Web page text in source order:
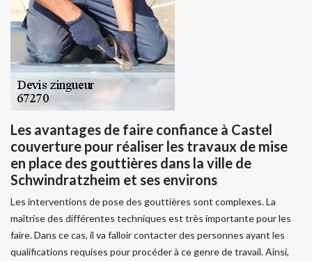
Les avantages de faire confiance à Castel
couverture pour réaliser les travaux de mise
en place des gouttières dans la ville de
Schwindratzheim et ses environs
Les interventions de pose des gouttières sont complexes. La
maîtrise des différentes techniques est très importante pour les
faire. Dans ce cas, il va falloir contacter des personnes ayant les
qualifications requises pour procéder à ce genre de travail. Ainsi,